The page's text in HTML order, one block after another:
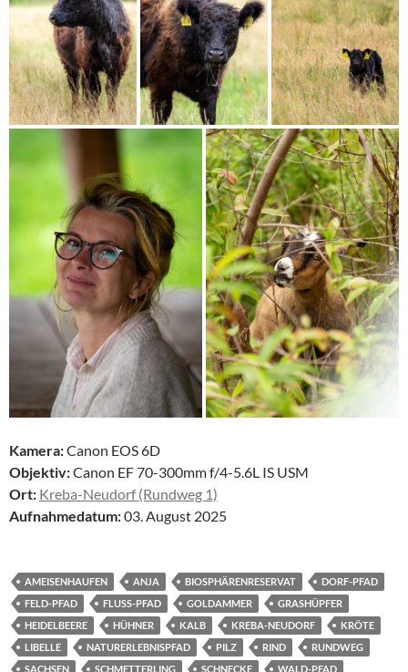
Kamera:Canon EOS 6D
Objektiv:Canon EF 70-300mm f/4-5.6L IS USM
Ort: Kreba-Neudorf (Rundweg 1)
Aufnahmedatum:03. August 2025
AMEISENHAUFEN ANJA BIOSPHÄRENRESERVAT
DORF-PFAD
FELD-PFAD
FLUSS-PFAD GOLDAMMER
GRASHÜPFER
HEIDELBEERE
HÜHNER KALB KREBA-NEUDORF
KRÖTE
LIBELLE
NATURERLEBNISPFAD PILZ RIND
RUNDWEG
SACHSEN
SCHMETTERLING SCHNECKE WALD-PFAD